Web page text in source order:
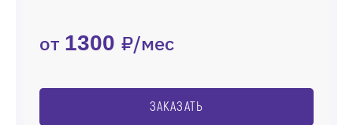
от 1300 ₽/мес
ЗАКАЗАТЬ